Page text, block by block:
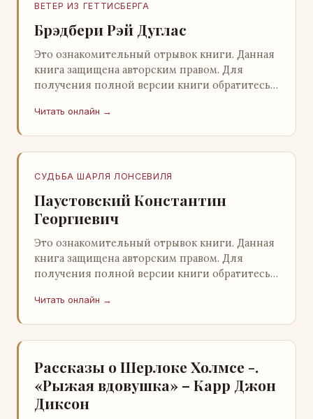
ВЕТЕР ИЗ ГЕТТИСБЕРГА
Брэдбери Рэй Дуглас
Это ознакомительный отрывок книги. Данная
книга защищена авторским правом. Для
получения полной версии книги обратитесь к
легального ко…
Читать онлайн →
СУДЬБА ШАРЛЯ ЛОНСЕВИЛЯ
Паустовский Константин
Георгиевич
Это ознакомительный отрывок книги. Данная
книга защищена авторским правом. Для
получения полной версии книги обратитесь к
легального ко…
Читать онлайн →
Рассказы о Шерлоке Холмсе -.
«Рыжая вдовушка» – Карр Джон
Диксон